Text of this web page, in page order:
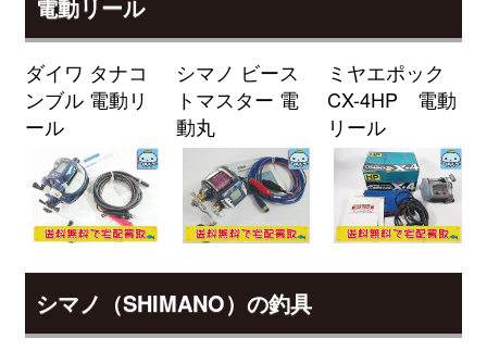
釣具買取クーポン
turi20260405（2026/04/30迄）
ダイワ ロッド モアザン
89M/MH・J 未使用
釣具買取クーポンg-
turi20260401（2026/04/30迄）
27,500円
2026/04/04
ダイワ ロッド 22 モアザン ブラン
ジーノ EX AGS 93L/M-S 未使用
釣具買取クーポン
g-
turi20260402（2026/04/30迄）
25,000円
2026/04/04
ダイワ ロッド モアザン ブランジ
ーノ EX AGS 97ML/M 未使用
電動リール
ダイワ タナコ
ンブル 電動リ
ール
シマノ ビース
トマスター 電
動丸
ミヤエポック
CX-4HP 電動
リール
シマノ（SHIMANO）の釣具